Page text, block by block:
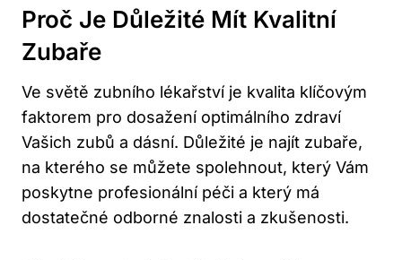
Proč Je Důležité Mít Kvalitní
Zubaře
Ve světě zubního lékařství je kvalita klíčovým
faktorem pro dosažení optimálního zdraví
Vašich zubů a dásní. Důležité je najít zubaře,
na kterého se můžete spolehnout, který Vám
poskytne profesionální péči a který má
dostatečné odborné znalosti a zkušenosti.